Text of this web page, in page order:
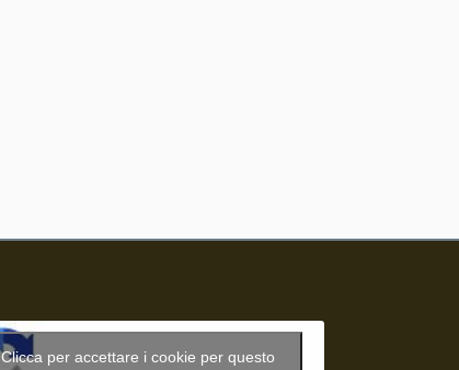
Clicca per accettare i cookie per questo